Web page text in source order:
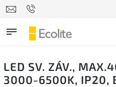
LED SV. ZÁV.,
3000-6500K, IP20,